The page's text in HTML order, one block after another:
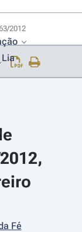
Lia
Fé